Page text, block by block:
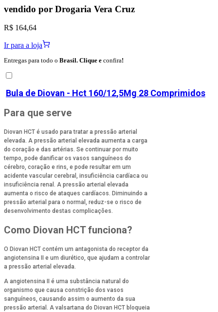
vendido por Drogaria Vera Cruz
R$ 164,64
Ir para a loja
Entregas para todo o Brasil. Clique e confira!
Bula de Diovan - Hct 160/12,5Mg 28 Comprimidos
Para que serve
Diovan HCT é usado para tratar a pressão arterial
elevada. A pressão arterial elevada aumenta a carga
do coração e das artérias. Se continuar por muito
tempo, pode danificar os vasos sanguíneos do
cérebro, coração e rins, e pode resultar em um
acidente vascular cerebral, insuficiência cardíaca ou
insuficiência renal. A pressão arterial elevada
aumenta o risco de ataques cardíacos. Diminuindo a
pressão arterial para o normal, reduz-se o risco de
desenvolvimento destas complicações.
Como Diovan HCT funciona?
O Diovan HCT contém um antagonista do receptor da
angiotensina II e um diurético, que ajudam a controlar
a pressão arterial elevada.
A angiotensina II é uma substância natural do
organismo que causa constrição dos vasos
sanguíneos, causando assim o aumento da sua
pressão arterial. A valsartana do Diovan HCT bloqueia